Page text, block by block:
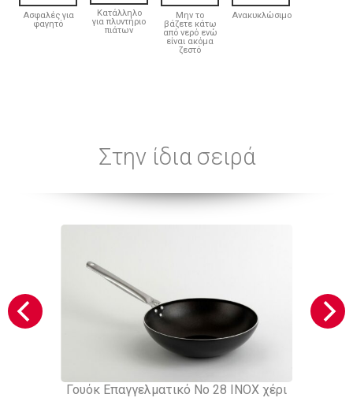
Ασφαλές για
φαγητό
Κατάλληλο
για πλυντήριο
πιάτων
Μην το
βάζετε κάτω
από νερό ενώ
είναι ακόμα
ζεστό
Ανακυκλώσιμο
Στην ίδια σειρά
Γουόκ Επαγγελματικό Νο 28 ΙΝΟΧ χέρι